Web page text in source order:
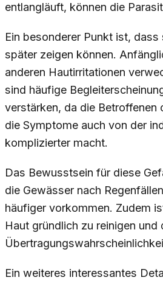
entlangläuft, können die
Ein besonderer Punkt ist,
später zeigen können.
anderen Hautirritationen
sind häufige
verstärken, da die
die Symptome auch von der
komplizierter macht.
Das Bewusstsein für diese
die Gewässer nach
häufiger vorkommen. Zudem
Haut gründlich zu reinigen
Ein weiteres interessantes